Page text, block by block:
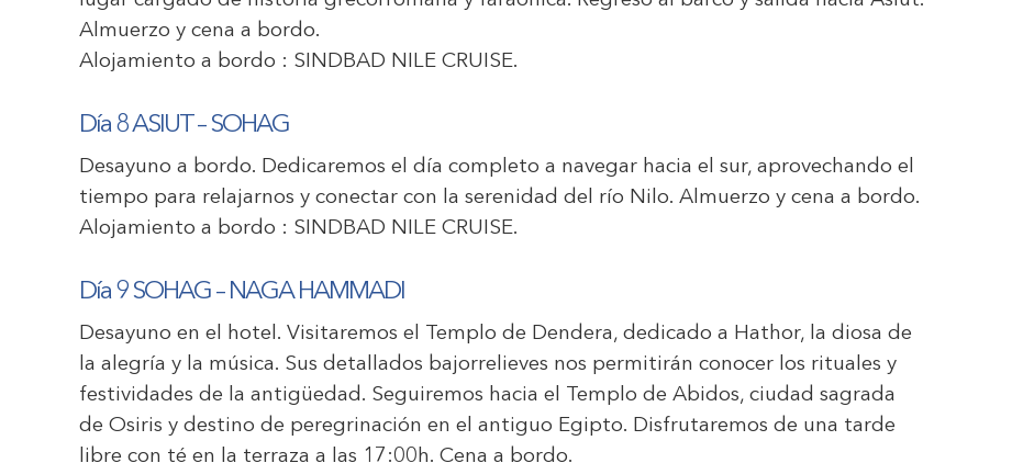
Almuerzo y cena a bordo.
Alojamiento a bordo : SINDBAD NILE CRUISE.
Día 8 ASIUT – SOHAG
Desayuno a bordo. Dedicaremos el día completo a navegar hacia el sur, aprovechando el
tiempo para relajarnos y conectar con la serenidad del río Nilo. Almuerzo y cena a bordo.
Alojamiento a bordo : SINDBAD NILE CRUISE.
Día 9 SOHAG – NAGA HAMMADI
Desayuno en el hotel. Visitaremos el Templo de Dendera, dedicado a Hathor, la diosa de
la alegría y la música. Sus detallados bajorrelieves nos permitirán conocer los rituales y
festividades de la antigüedad. Seguiremos hacia el Templo de Abidos, ciudad sagrada
de Osiris y destino de peregrinación en el antiguo Egipto. Disfrutaremos de una tarde
libre con té en la terraza a las 17:00h. Cena a bordo.